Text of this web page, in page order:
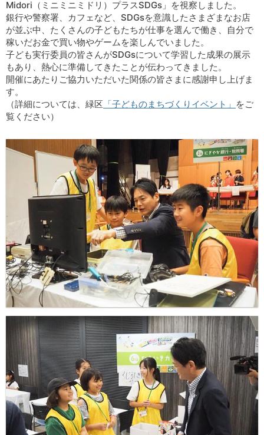
Midori（ミニミニミドリ）プラスSDGs」を視察しました。
銀行や警察署、カフェなど、SDGsを意識したさまざまなお店
が並ぶ中、たくさんの子どもたちが仕事を選んで働き、自分で
稼いだお金で買い物やゲームを楽しんでいました。
子ども実行委員の皆さんがSDGsについて学習した成果の展示
もあり、熱心に準備してきたことが伝わってきました。
開催にあたりご協力いただいた関係の皆さまに感謝申し上げま
す。
（詳細については、緑区 「子どものまちづくりイベント」 をご
覧ください）